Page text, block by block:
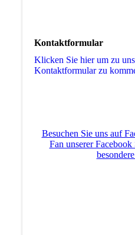
Kontaktformular
Klicken Sie hier um zu
Kon­takt­for­mu­lar zu
Besuchen Sie uns auf
Fan unserer